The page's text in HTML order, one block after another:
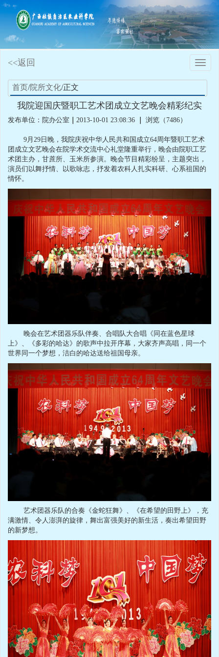
Toggle
<<返回
首页/院所文化/正文
我院迎国庆暨职工艺术团成立文艺晚会精彩纪实
发布单位：院办公室 2013-10-01 23:08:36 浏览（7486）
9月29日晚，我院庆祝中华人民共和国成立64周年暨职工艺术
团成立文艺晚会在院学术交流中心礼堂隆重举行，晚会由院职工艺
术团主办，甘蔗所、玉米所参演。晚会节目精彩纷呈，主题突出，
演员们以舞抒情、以歌咏志，抒发着农科人扎实科研、心系祖国的
情怀。
晚会在艺术团器乐队伴奏、合唱队大合唱《同在蓝色星球
上》、《多彩的哈达》的歌声中拉开序幕，大家齐声高唱，同一个
世界同一个梦想，洁白的哈达送给祖国母亲。
艺术团器乐队的合奏《金蛇狂舞》、《在希望的田野上》，充
满激情、令人澎湃的旋律，舞出富强美好的新生活，奏出希望田野
的新梦想。